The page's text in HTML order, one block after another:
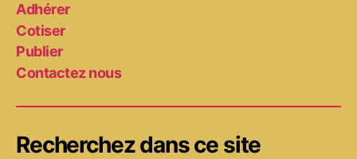
Adhérer
Cotiser
Publier
Contactez nous
Recherchez dans ce site